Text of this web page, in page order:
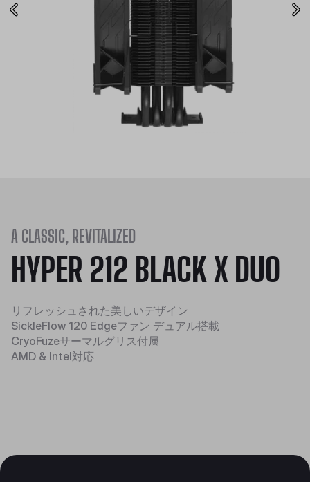
A CLASSIC, REVITALIZED
HYPER 212 BLACK X DUO
リフレッシュされた美しいデザイン
SickleFlow 120 Edgeファン デュアル搭載
CryoFuzeサーマルグリス付属
AMD & Intel対応